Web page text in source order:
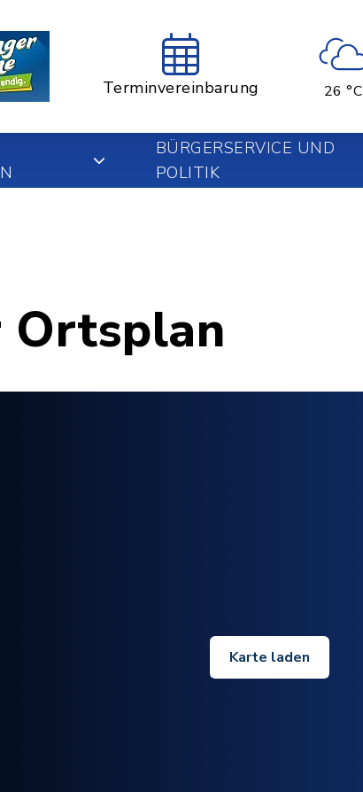
Terminvereinbarung 26 °C
BÜRGERSERVICE UND
POLITIK
Karte laden